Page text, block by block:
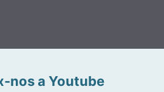
nos a Youtube